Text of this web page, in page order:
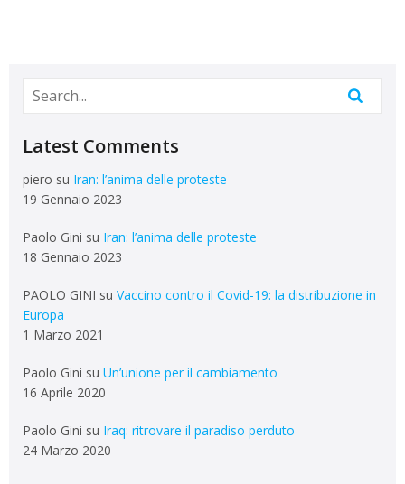
Latest Comments
piero su Iran: l’anima delle proteste
19 Gennaio 2023
Paolo Gini su Iran: l’anima delle proteste
18 Gennaio 2023
PAOLO GINI su Vaccino contro il Covid-19: la distribuzione in
Europa
1 Marzo 2021
Paolo Gini su Un’unione per il cambiamento
16 Aprile 2020
Paolo Gini su Iraq: ritrovare il paradiso perduto
24 Marzo 2020